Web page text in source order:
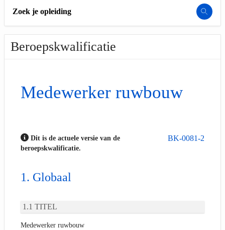
Zoek je opleiding
Beroepskwalificatie
Medewerker ruwbouw
BK-0081-2
Dit is de actuele versie van de
beroepskwalificatie.
Globaal
TITEL
Medewerker ruwbouw